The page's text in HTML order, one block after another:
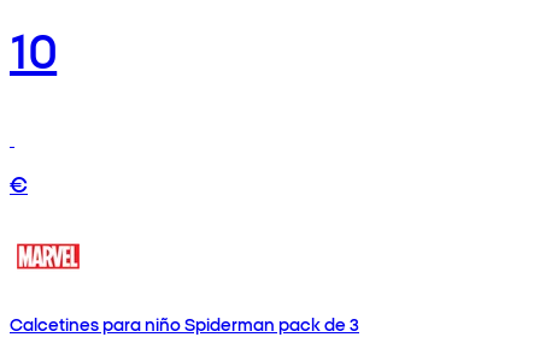
10
€
Calcetines para niño Spiderman pack de 3